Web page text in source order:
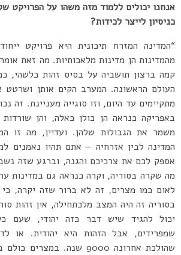
אנחנו יכולים ללמוד מזה משהו על הפרויקט
כניסיון לייצר לכידות?
“המדינה המזרח תיכונית היא פרויקט
מהמדינות הן מדינות מלאכותיות. מה זאת
קמה ברצון תושביה על בסיס זהות כלשהי,
העולם הראשונה. המערב הקים אותן ושרטט
מתקיימים עד היום, וזו סוגייה מעניינת. זה
באפריקה כנראה הן כולן כאלה, והן
משמר את הגבולות שלהן. ועדיין, מה זו
המדינה לבין אזרחיה – אתם תהיו נאמנים
אספק לכם את צרכיכם והגנה, וברגע שזה
מה שקרה בסוריה, וקרה כנראה גם במדינות
לאום כמו מצרים, זה לא ברור שזה יקרה,
בסוריה זה היה המצב מלכתחילה, אין זהות
יכול להגיד שיש דבר כזה יהודי, שעם
שמפרידים, אבל הזהות היא יהודית. או
שהולכת אחרונה 9000 שנה.